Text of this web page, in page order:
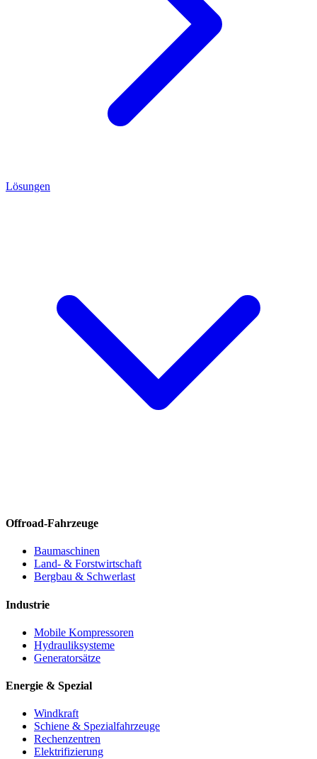
Lösungen
Offroad-Fahrzeuge
Baumaschinen
Land- & Forstwirtschaft
Bergbau & Schwerlast
Industrie
Mobile Kompressoren
Hydrauliksysteme
Generatorsätze
Energie & Spezial
Windkraft
Schiene & Spezialfahrzeuge
Rechenzentren
Elektrifizierung